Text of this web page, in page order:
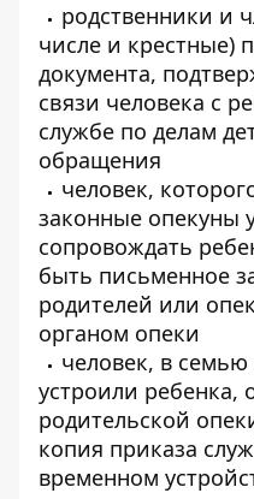
родственники и
числе и крестные)
документа,
связи человека с
службе по делам
обращения
человек,
законные опекуны
сопровождать
быть письменное
родителей или
органом опеки
человек, в
устроили ребенка,
родительской
копия приказа
временном